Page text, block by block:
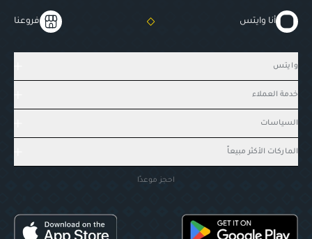
أنا وايتس فروعنا
وايتس
خدمة العملاء
السياسات
الماركات الأكثر مبيعاً
احجز موعدًا